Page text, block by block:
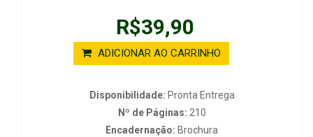
R$39,90
ADICIONAR AO CARRINHO
Disponibilidade: Pronta Entrega
Nº de Páginas: 210
Encadernação: Brochura